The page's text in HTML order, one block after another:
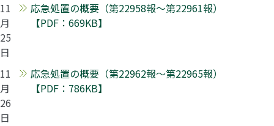
11
月
25
日
応急処置の概要（第22958報～第22961報）
【PDF：669KB】
11
月
26
日
応急処置の概要（第22962報～第22965報）
【PDF：786KB】